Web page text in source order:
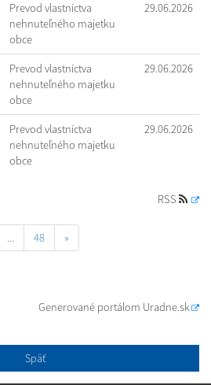
Prevod vlastníctva
nehnuteľného majetku
obce
29.06.2026
Prevod vlastníctva
nehnuteľného majetku
obce
29.06.2026
Prevod vlastníctva
nehnuteľného majetku
obce
29.06.2026
RSS
... 48 »
Generované portálom Uradne.sk
Späť